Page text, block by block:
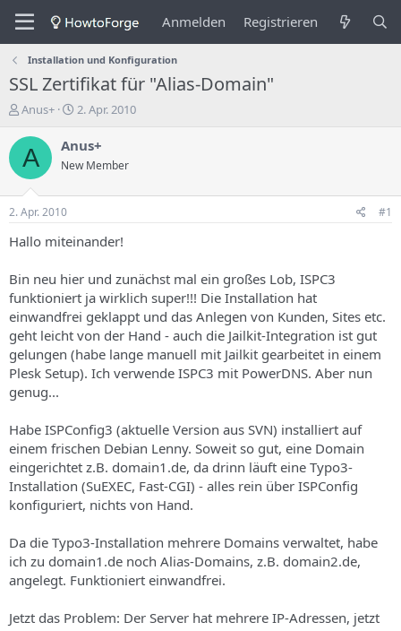
Anmelden Registrieren
Installation und Konfiguration
SSL Zertifikat für "Alias-Domain"
E
s
t
e
l
e
r
s
T
h
e
m
s
Anus+
E
s
e
n
d
a
t
u
m
2. Apr. 2010
A Anus+
New Member
2. Apr. 2010 #1
Hallo miteinander!
Bin neu hier und zunächst mal ein großes Lob, ISPC3
funktioniert ja wirklich super!!! Die Installation hat
einwandfrei geklappt und das Anlegen von Kunden, Sites etc.
geht leicht von der Hand - auch die Jailkit-Integration ist gut
gelungen (habe lange manuell mit Jailkit gearbeitet in einem
Plesk Setup). Ich verwende ISPC3 mit PowerDNS. Aber nun
genug...
Habe ISPConfig3 (aktuelle Version aus SVN) installiert auf
einem frischen Debian Lenny. Soweit so gut, eine Domain
eingerichtet z.B. domain1.de, da drinn läuft eine Typo3-
Installation (SuEXEC, Fast-CGI) - alles rein über ISPConfig
konfiguriert, nichts von Hand.
Da die Typo3-Installation mehrere Domains verwaltet, habe
ich zu domain1.de noch Alias-Domains, z.B. domain2.de,
angelegt. Funktioniert einwandfrei.
Jetzt das Problem: Der Server hat mehrere IP-Adressen, jetzt